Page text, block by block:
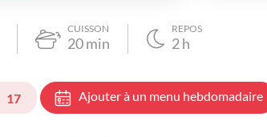
CUISSON
20min
REPOS
2h
17 Ajouter à un menu hebdomadaire